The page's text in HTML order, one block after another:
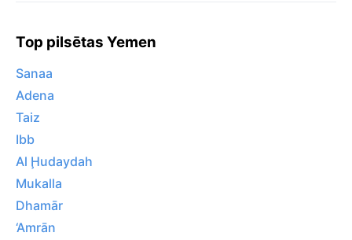
Top pilsētas Yemen
Sanaa
Adena
Taiz
Ibb
Al Ḩudaydah
Mukalla
Dhamār
‘Amrān